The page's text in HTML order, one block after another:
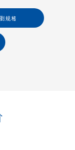
规格